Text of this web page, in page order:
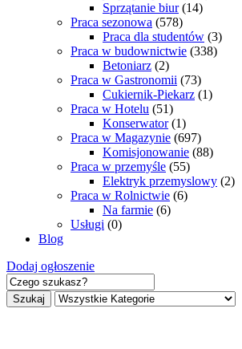
Sprzątanie biur (14)
Praca sezonowa (578)
Praca dla studentów (3)
Praca w budownictwie (338)
Betoniarz (2)
Praca w Gastronomii (73)
Cukiernik-Piekarz (1)
Praca w Hotelu (51)
Konserwator (1)
Praca w Magazynie (697)
Komisjonowanie (88)
Praca w przemyśle (55)
Elektryk przemyslowy (2)
Praca w Rolnictwie (6)
Na farmie (6)
Usługi (0)
Blog
Dodaj ogłoszenie
Szukaj